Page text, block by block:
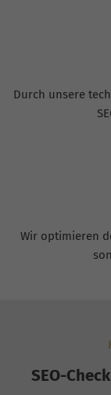
Durch unsere
Wir optimieren
SEO-